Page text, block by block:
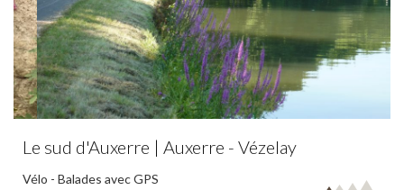
Le sud d'Auxerre | Auxerre - Vézelay
Vélo - Balades avec GPS